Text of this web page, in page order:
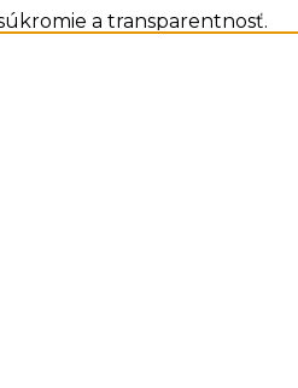
a transparentnosť.